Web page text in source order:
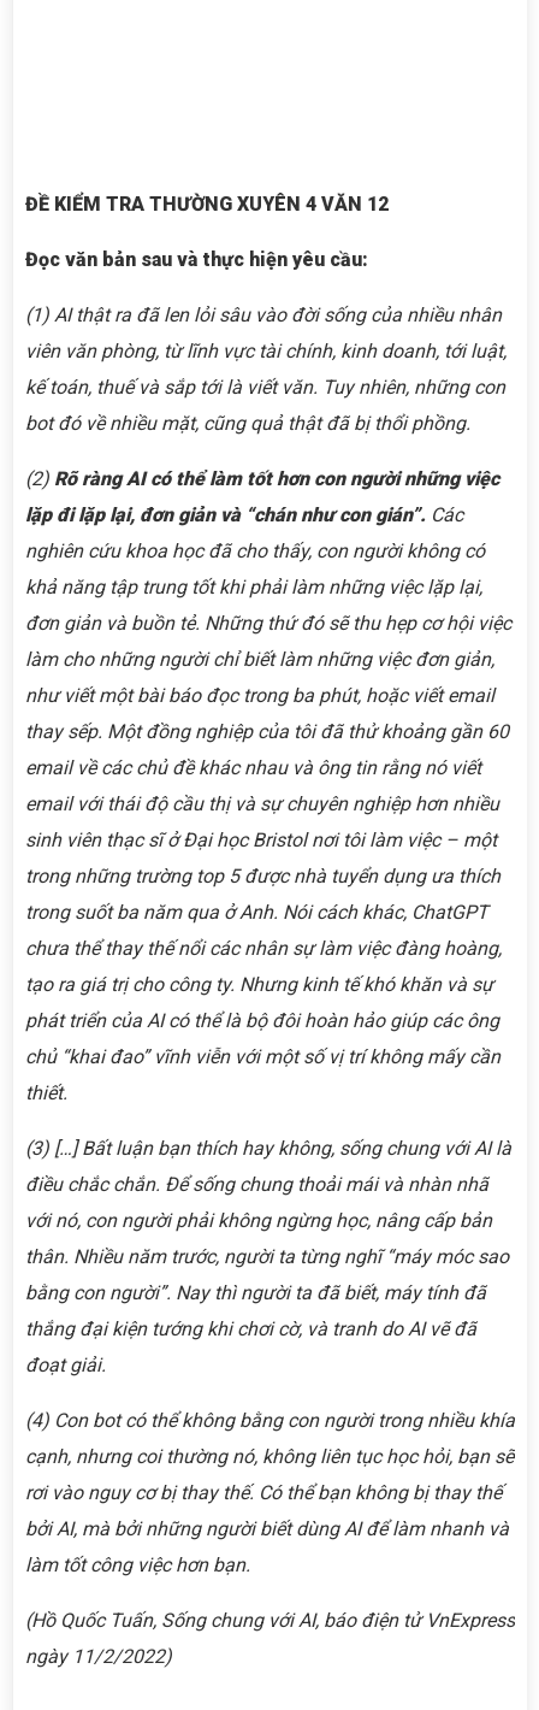
ĐỀ KIỂM TRA THƯỜNG XUYÊN 4 VĂN 12
Đọc văn bản sau và thực hiện yêu cầu:
(1) AI thật ra đã len lỏi sâu vào đời sống của nhiều nhân
viên văn phòng, từ lĩnh vực tài chính, kinh doanh, tới luật,
kế toán, thuế và sắp tới là viết văn. Tuy nhiên, những con
bot đó về nhiều mặt, cũng quả thật đã bị thổi phồng.
(2) Rõ ràng AI có thể làm tốt hơn con người những việc
lặp đi lặp lại, đơn giản và “chán như con gián”. Các
nghiên cứu khoa học đã cho thấy, con người không có
khả năng tập trung tốt khi phải làm những việc lặp lại,
đơn giản và buồn tẻ. Những thứ đó sẽ thu hẹp cơ hội việc
làm cho những người chỉ biết làm những việc đơn giản,
như viết một bài báo đọc trong ba phút, hoặc viết email
thay sếp. Một đồng nghiệp của tôi đã thử khoảng gần 60
email về các chủ đề khác nhau và ông tin rằng nó viết
email với thái độ cầu thị và sự chuyên nghiệp hơn nhiều
sinh viên thạc sĩ ở Đại học Bristol nơi tôi làm việc – một
trong những trường top 5 được nhà tuyển dụng ưa thích
trong suốt ba năm qua ở Anh. Nói cách khác, ChatGPT
chưa thể thay thế nổi các nhân sự làm việc đàng hoàng,
tạo ra giá trị cho công ty. Nhưng kinh tế khó khăn và sự
phát triển của AI có thể là bộ đôi hoàn hảo giúp các ông
chủ “khai đao” vĩnh viễn với một số vị trí không mấy cần
thiết.
(3) […] Bất luận bạn thích hay không, sống chung với AI là
điều chắc chắn. Để sống chung thoải mái và nhàn nhã
với nó, con người phải không ngừng học, nâng cấp bản
thân. Nhiều năm trước, người ta từng nghĩ “máy móc sao
bằng con người”. Nay thì người ta đã biết, máy tính đã
thắng đại kiện tướng khi chơi cờ, và tranh do AI vẽ đã
đoạt giải.
(4) Con bot có thể không bằng con người trong nhiều khía
cạnh, nhưng coi thường nó, không liên tục học hỏi, bạn sẽ
rơi vào nguy cơ bị thay thế. Có thể bạn không bị thay thế
bởi AI, mà bởi những người biết dùng AI để làm nhanh và
làm tốt công việc hơn bạn.
(Hồ Quốc Tuấn, Sống chung với AI, báo điện tử VnExpress
ngày 11/2/2022)